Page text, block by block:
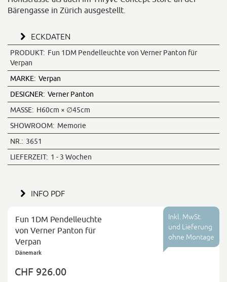
Bärengasse in Zürich ausgestellt.
ECKDATEN
PRODUKT: Fun 1DM Pendelleuchte von Verner Panton für
Verpan
MARKE: Verpan
DESIGNER: Verner Panton
MASSE: H60cm × ∅45cm
SHOWROOM: Memorie
NR.: 3651
LIEFERZEIT: 1 - 3 Wochen
INFO PDF
Inkl. MwSt.
und Lieferung
ohne Montage
Fun 1DM Pendelleuchte
von Verner Panton für
Verpan
Dänemark
CHF 926.00